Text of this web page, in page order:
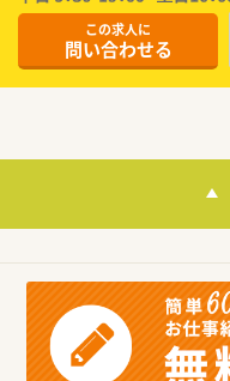
この求人に
問い合わせる